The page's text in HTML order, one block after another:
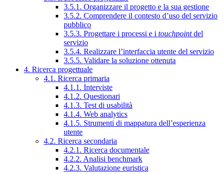
3.5.1. Organizzare il progetto e la sua gestione
3.5.2. Comprendere il contesto d’uso del servizio
pubblico
3.5.3. Progettare i processi e i touchpointdel
servizio
3.5.4. Realizzare l’interfaccia utente del servizio
3.5.5. Validare la soluzione ottenuta
4. Ricerca progettuale
4.1. Ricerca primaria
4.1.1. Interviste
4.1.2. Questionari
4.1.3. Test di usabilità
4.1.4. Web analytics
4.1.5. Strumenti di mappatura dell’esperienza
utente
4.2. Ricerca secondaria
4.2.1. Ricerca documentale
4.2.2. Analisi benchmark
4.2.3. Valutazione euristica